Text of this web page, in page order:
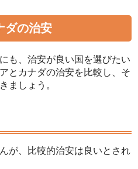
ダの治安
も、治安が良い国を選びたい
とカナダの治安を比較し、そ
ましょう。
が、比較的治安は良いとされ